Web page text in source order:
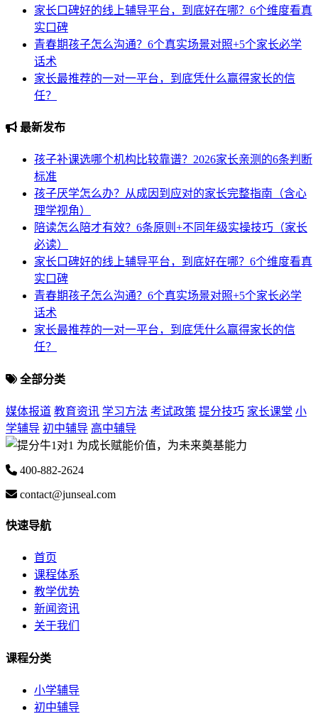
家长口碑好的线上辅导平台，到底好在哪？6个维度看真
实口碑
青春期孩子怎么沟通？6个真实场景对照+5个家长必学
话术
家长最推荐的一对一平台，到底凭什么赢得家长的信
任？
最新发布
孩子补课选哪个机构比较靠谱？2026家长亲测的6条判断
标准
孩子厌学怎么办？从成因到应对的家长完整指南（含心
理学视角）
陪读怎么陪才有效？6条原则+不同年级实操技巧（家长
必读）
家长口碑好的线上辅导平台，到底好在哪？6个维度看真
实口碑
青春期孩子怎么沟通？6个真实场景对照+5个家长必学
话术
家长最推荐的一对一平台，到底凭什么赢得家长的信
任？
全部分类
媒体报道 教育资讯 学习方法 考试政策 提分技巧 家长课堂 小
学辅导 初中辅导 高中辅导
为成长赋能价值，为未来奠基能力
400-882-2624
contact@junseal.com
快速导航
首页
课程体系
教学优势
新闻资讯
关于我们
课程分类
小学辅导
初中辅导